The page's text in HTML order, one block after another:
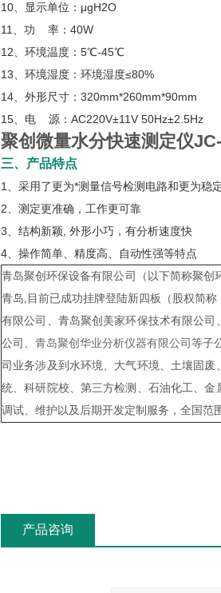
10、显示单位：μgH2O
11、功 率：40W
12、环境温度：5℃-45℃
13、环境湿度：环境湿度≤80%
14、外形尺寸：320mm*260mm*90mm
15、电 源：AC220V±11V 50Hz±2.5Hz
聚创微量水分快速测定仪
三、产品特点
1、采用了更为*测量信号检测电路和更为稳
2、测定更准确，工作更可靠
3、结构新颖, 外形小巧，有分析速度快
4、操作简单、精度高、自动性强等特点
青岛聚创环保设备有限公司（以下简称聚
青岛,目前已成功挂牌登陆新四板（股权简
有限公司、青岛聚创美家环保技术有限公
公司、 青岛聚创华业分析仪器有限公司 等子
司业务涉及到水环境、大气环境、土壤固
统、科研院校、第三方检测、石油化工、
调试、维护以及后期开发定制服务，全国范
产品咨询